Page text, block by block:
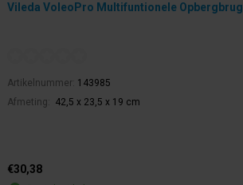
Vileda VoleoPro Multifuntionele Opbergbrug
Artikelnummer: 143985
Afmeting:
42,5 x 23,5 x 19 cm
€30,38